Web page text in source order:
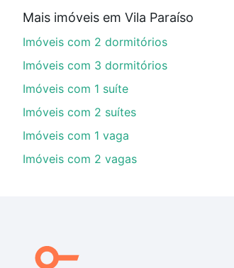
Aqui na Loft temos a oferta ideal
financiamento imobiliário as parcelas
portal quanto custa comprar um
Mais imóveis em Vila Paraíso
Imóveis com 2 dormitórios
Imóveis com 3 dormitórios
Imóveis com 1 suíte
Imóveis com 2 suítes
Imóveis com 1 vaga
Imóveis com 2 vagas